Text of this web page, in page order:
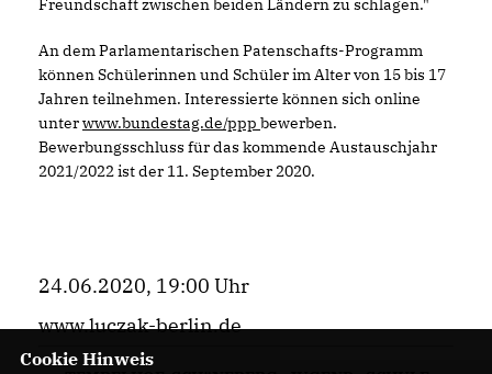
Freundschaft zwischen beiden Ländern zu schlagen."
An dem Parlamentarischen Patenschafts-Programm
können Schülerinnen und Schüler im Alter von 15 bis 17
Jahren teilnehmen. Interessierte können sich online
unterwww.bundestag.de/ppp bewerben.
Bewerbungsschluss für das kommende Austauschjahr
2021/2022 ist der 11. September 2020.
24.06.2020, 19:00 Uhr
www.luczak-berlin.de
Cookie Hinweis